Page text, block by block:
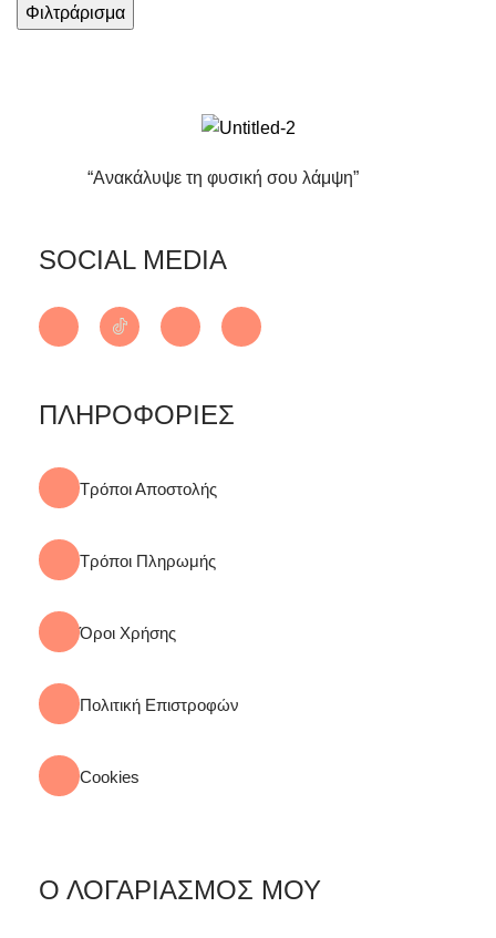
Φιλτράρισμα
“Ανακάλυψε τη φυσική σου λάμψη”
SOCIAL MEDIA
ΠΛΗΡΟΦΟΡΙΕΣ
Τρόποι Αποστολής
Τρόποι Πληρωμής
Όροι Χρήσης
Πολιτική Επιστροφών
Cookies
Ο ΛΟΓΑΡΙΑΣΜΟΣ ΜΟΥ